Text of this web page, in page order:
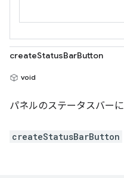
createStatusBarButton
void
パネルのステータスバー
createStatusBarButton